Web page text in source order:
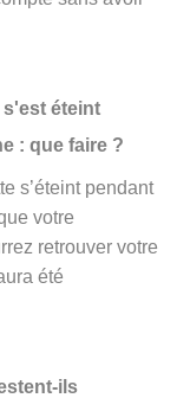
s'est éteint
: que faire ?
s’éteint pendant
votre
retrouver votre
été
ils